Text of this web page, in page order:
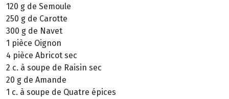
120 g de Semoule
250 g de Carotte
300 g de Navet
1 pièce Oignon
4 pièce Abricot sec
2 c. à soupe de Raisin sec
20 g de Amande
1 c. à soupe de Quatre épices